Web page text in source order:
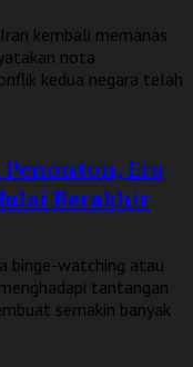
kembali memanas
nota
kedua negara telah
Era
Berakhir
binge-watching atau
tantangan
semakin banyak